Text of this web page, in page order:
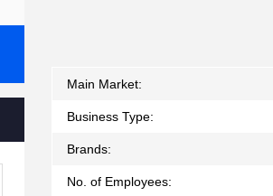
Main Market:
Business Type:
Brands:
No. of Employees: